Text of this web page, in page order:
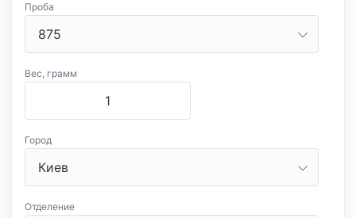
Проба
Вес, грамм
Город
Отделение